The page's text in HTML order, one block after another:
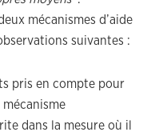
mécanismes d’aide
suivantes :
pris en compte pour
dans la mesure où il